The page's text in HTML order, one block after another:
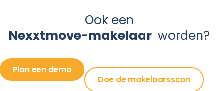
Ook een
Nexxtmove-makelaar worden?
Plan een demo
Doe de makelaarsscan